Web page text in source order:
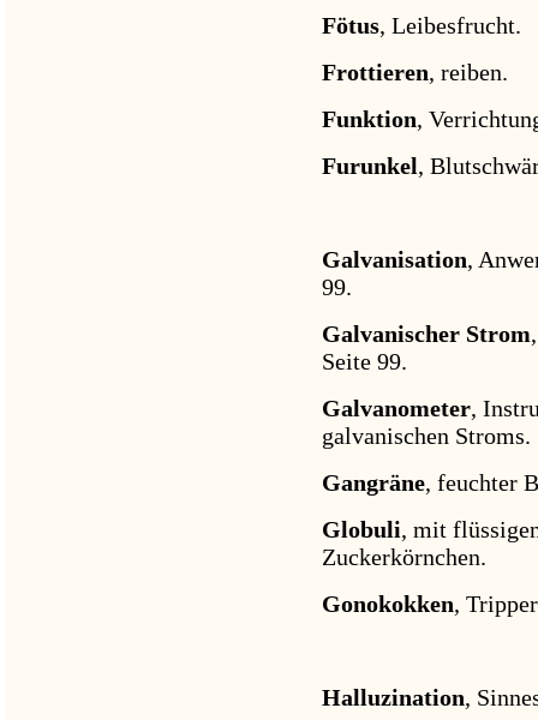
Fötus, Leibesfrucht.
Frottieren, reiben.
Funktion,
Furunkel,
Galvanisation,
99.
Galvanischer Strom
Seite 99.
Galvanometer,
galvanischen Stroms.
Gangräne, feuchter
Globuli, mit
Zuckerkörnchen.
Gonokokken,
Halluzination,